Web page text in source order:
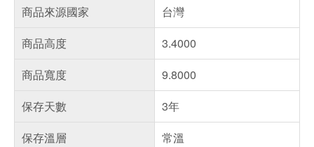
商品來源國家
台灣
商品高度
3.4000
商品寬度
9.8000
保存天數
3年
保存溫層
常溫